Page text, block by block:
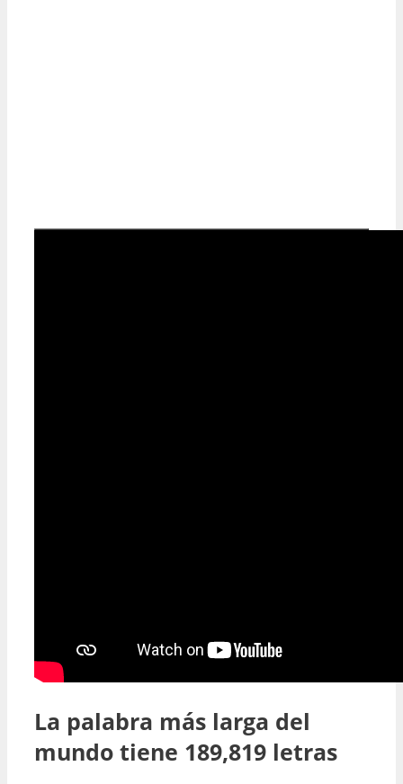
La palabra más larga del
mundo tiene 189,819 letras